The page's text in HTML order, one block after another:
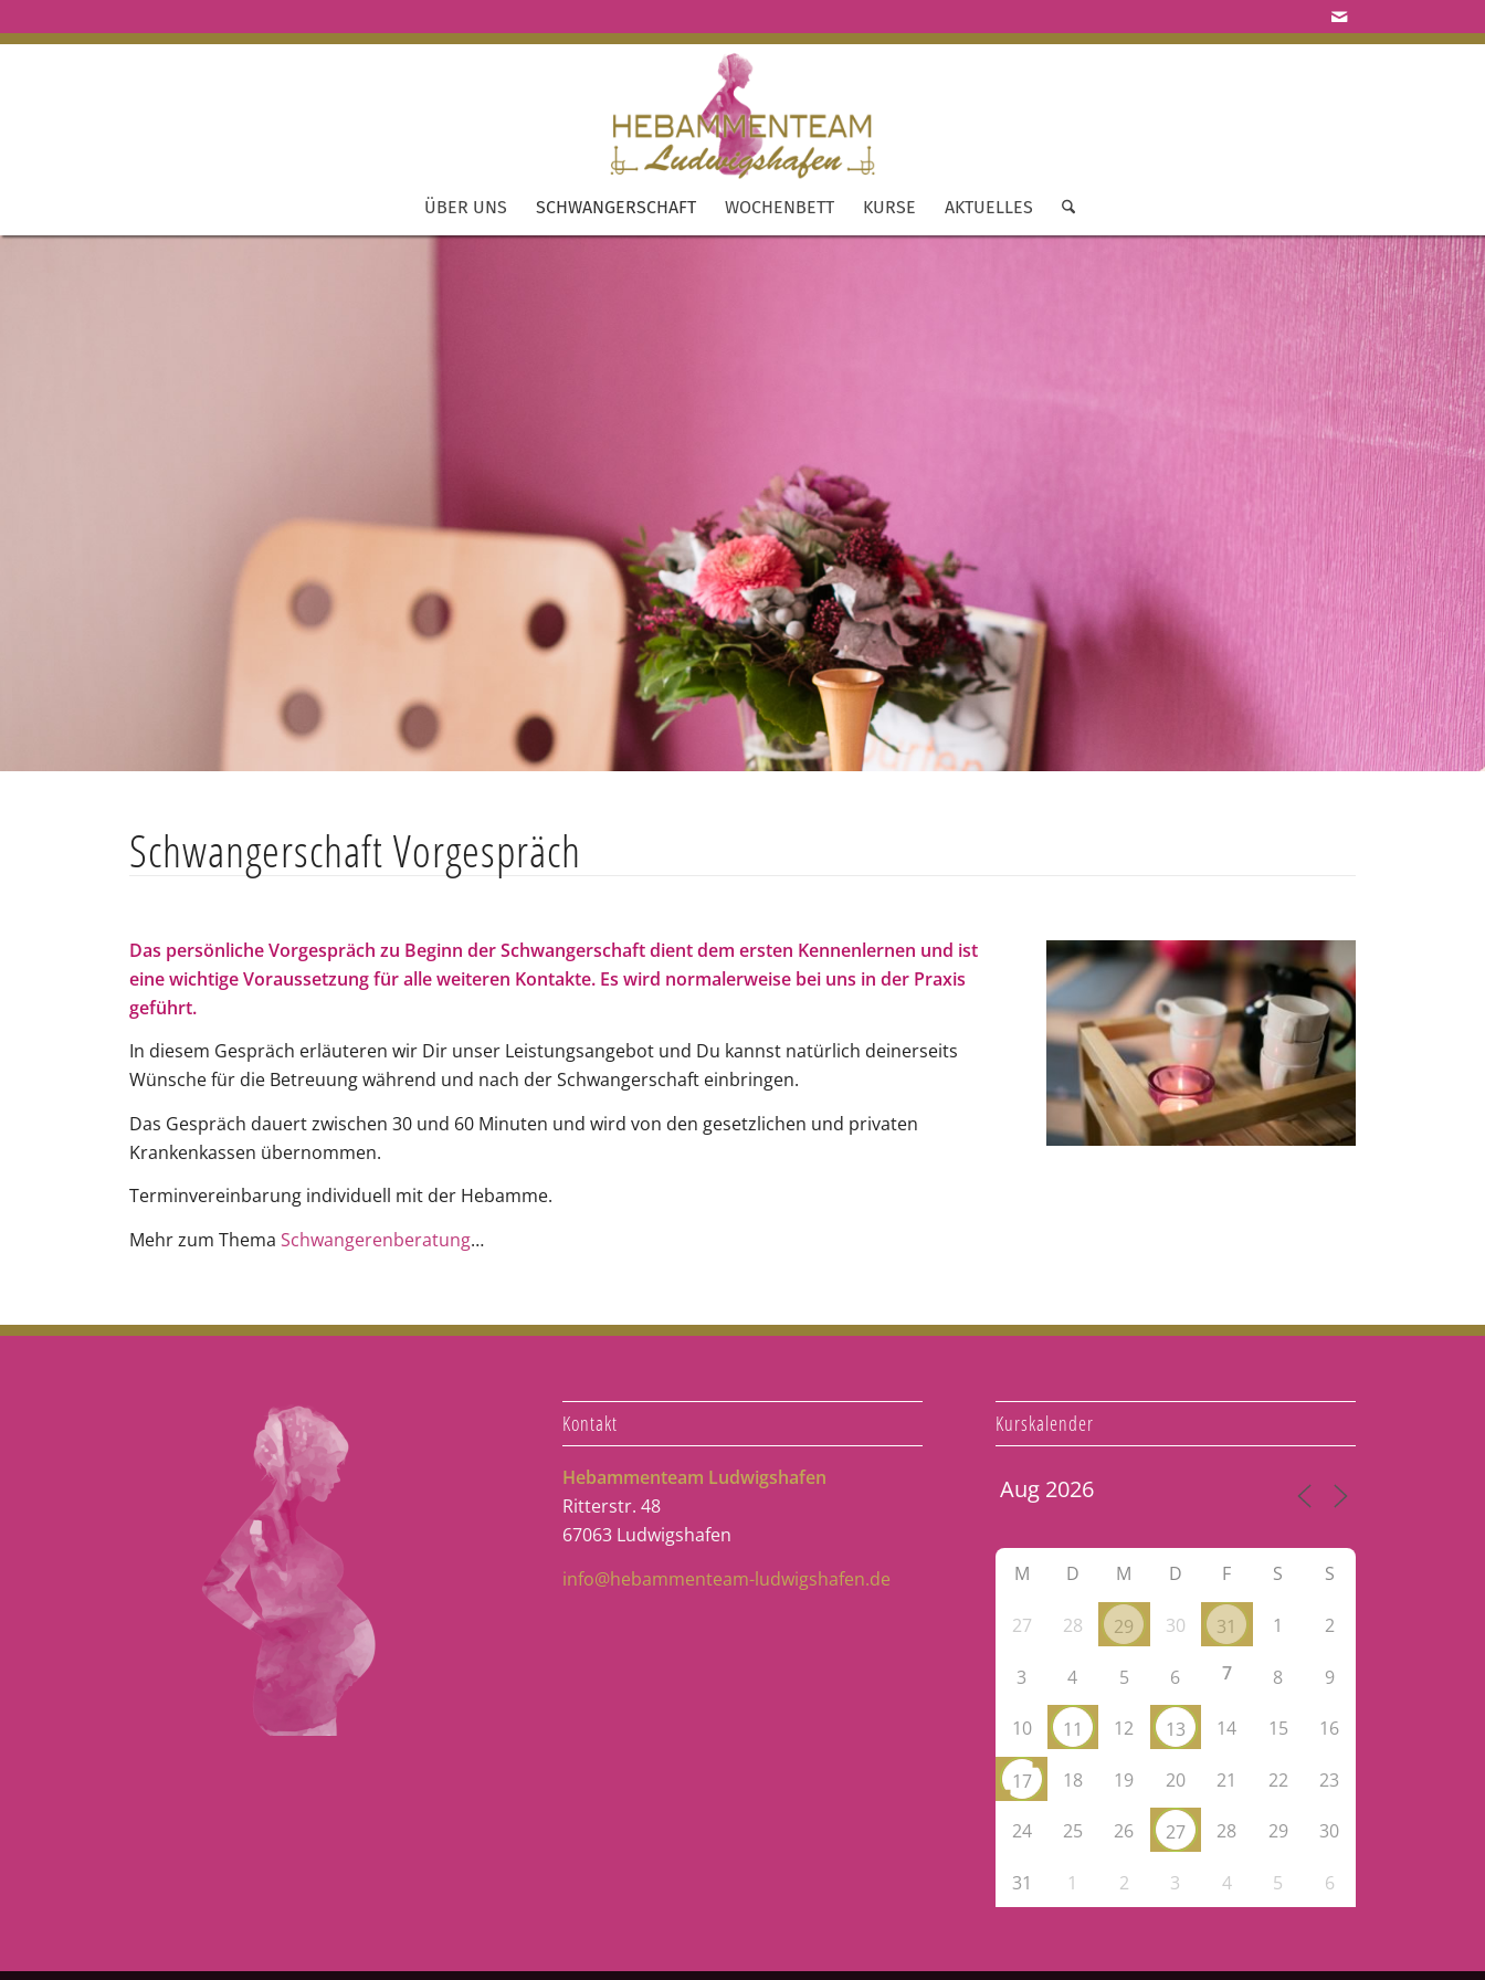
ÜBER UNS SCHWANGERSCHAFT WOCHENBETT KURSE AKTUELLES
Schwangerschaft Vorgespräch
Das persönliche Vorgespräch zu Beginn der Schwangerschaft dient dem ersten Kennenlernen und ist
eine wichtige Voraussetzung für alle weiteren Kontakte. Es wird normalerweise bei uns in der Praxis
geführt.
In diesem Gespräch erläuteren wir Dir unser Leistungsangebot und Du kannst natürlich deinerseits
Wünsche für die Betreuung während und nach der Schwangerschaft einbringen.
Das Gespräch dauert zwischen 30 und 60 Minuten und wird von den gesetzlichen und privaten
Krankenkassen übernommen.
Terminvereinbarung individuell mit der Hebamme.
Mehr zum ThemaSchwangerenberatung…
Kontakt
Hebammenteam Ludwigshafen
Ritterstr. 48
67063 Ludwigshafen
info@hebammenteam-ludwigshafen.de
Kurskalender
M D M D F S S
27 28 29 30 31 1 2
3 4 5 6 7 8 9
10 11 12 13 14 15 16
17 18 19 20 21 22 23
24 25 26 27 28 29 30
31 1 2 3 4 5 6